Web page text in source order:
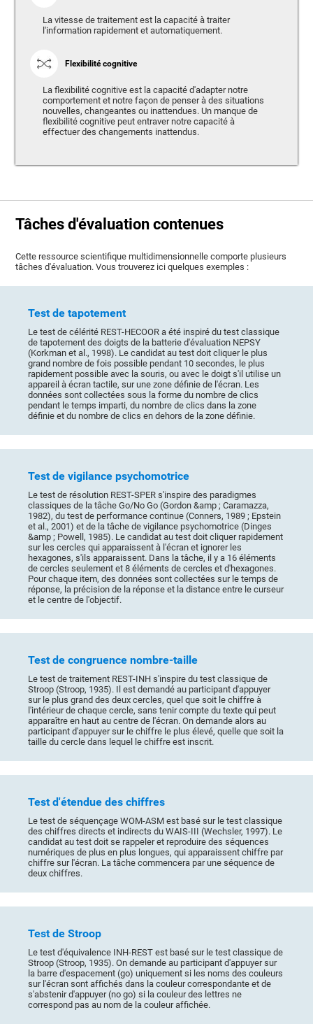
La vitesse de traitement est la capacité à traiter
l'information rapidement et automatiquement.
Flexibilité cognitive
La flexibilité cognitive est la capacité d'adapter notre
comportement et notre façon de penser à des situations
nouvelles, changeantes ou inattendues. Un manque de
flexibilité cognitive peut entraver notre capacité à
effectuer des changements inattendus.
Tâches d'évaluation contenues
Cette ressource scientifique multidimensionnelle comporte plusieurs
tâches d'évaluation. Vous trouverez ici quelques exemples :
Test de tapotement
Le test de célérité REST-HECOOR a été inspiré du test classique
de tapotement des doigts de la batterie d'évaluation NEPSY
(Korkman et al., 1998). Le candidat au test doit cliquer le plus
grand nombre de fois possible pendant 10 secondes, le plus
rapidement possible avec la souris, ou avec le doigt s'il utilise un
appareil à écran tactile, sur une zone définie de l'écran. Les
données sont collectées sous la forme du nombre de clics
pendant le temps imparti, du nombre de clics dans la zone
définie et du nombre de clics en dehors de la zone définie.
Test de vigilance psychomotrice
Le test de résolution REST-SPER s'inspire des paradigmes
classiques de la tâche Go/No Go (Gordon &amp ; Caramazza,
1982), du test de performance continue (Conners, 1989 ; Epstein
et al., 2001) et de la tâche de vigilance psychomotrice (Dinges
&amp ; Powell, 1985). Le candidat au test doit cliquer rapidement
sur les cercles qui apparaissent à l'écran et ignorer les
hexagones, s'ils apparaissent. Dans la tâche, il y a 16 éléments
de cercles seulement et 8 éléments de cercles et d'hexagones.
Pour chaque item, des données sont collectées sur le temps de
réponse, la précision de la réponse et la distance entre le curseur
et le centre de l'objectif.
Test de congruence nombre-taille
Le test de traitement REST-INH s'inspire du test classique de
Stroop (Stroop, 1935). Il est demandé au participant d'appuyer
sur le plus grand des deux cercles, quel que soit le chiffre à
l'intérieur de chaque cercle, sans tenir compte du texte qui peut
apparaître en haut au centre de l'écran. On demande alors au
participant d'appuyer sur le chiffre le plus élevé, quelle que soit la
taille du cercle dans lequel le chiffre est inscrit.
Test d'étendue des chiffres
Le test de séquençage WOM-ASM est basé sur le test classique
des chiffres directs et indirects du WAIS-III (Wechsler, 1997). Le
candidat au test doit se rappeler et reproduire des séquences
numériques de plus en plus longues, qui apparaissent chiffre par
chiffre sur l'écran. La tâche commencera par une séquence de
deux chiffres.
Test de Stroop
Le test d'équivalence INH-REST est basé sur le test classique de
Stroop (Stroop, 1935). On demande au participant d'appuyer sur
la barre d'espacement (go) uniquement si les noms des couleurs
sur l'écran sont affichés dans la couleur correspondante et de
s'abstenir d'appuyer (no go) si la couleur des lettres ne
correspond pas au nom de la couleur affichée.